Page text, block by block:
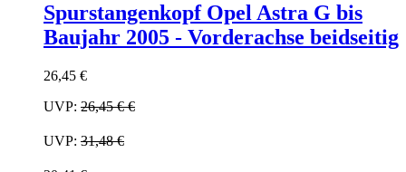
Spurstangenkopf Opel Astra G bis
Baujahr 2005 - Vorderachse beidseitig
26,45 €
UVP: 26,45 €€
UVP: 31,48 €